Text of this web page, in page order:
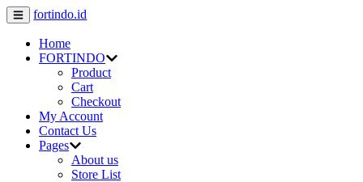
fortindo.id
Home
FORTINDO
Product
Cart
Checkout
My Account
Contact Us
Pages
About us
Store List